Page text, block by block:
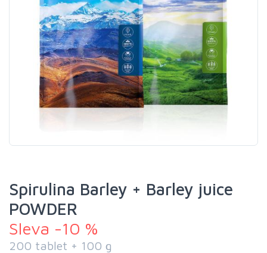
Spirulina Barley + Barley juice
POWDER
Sleva -10 %
200 tablet + 100 g